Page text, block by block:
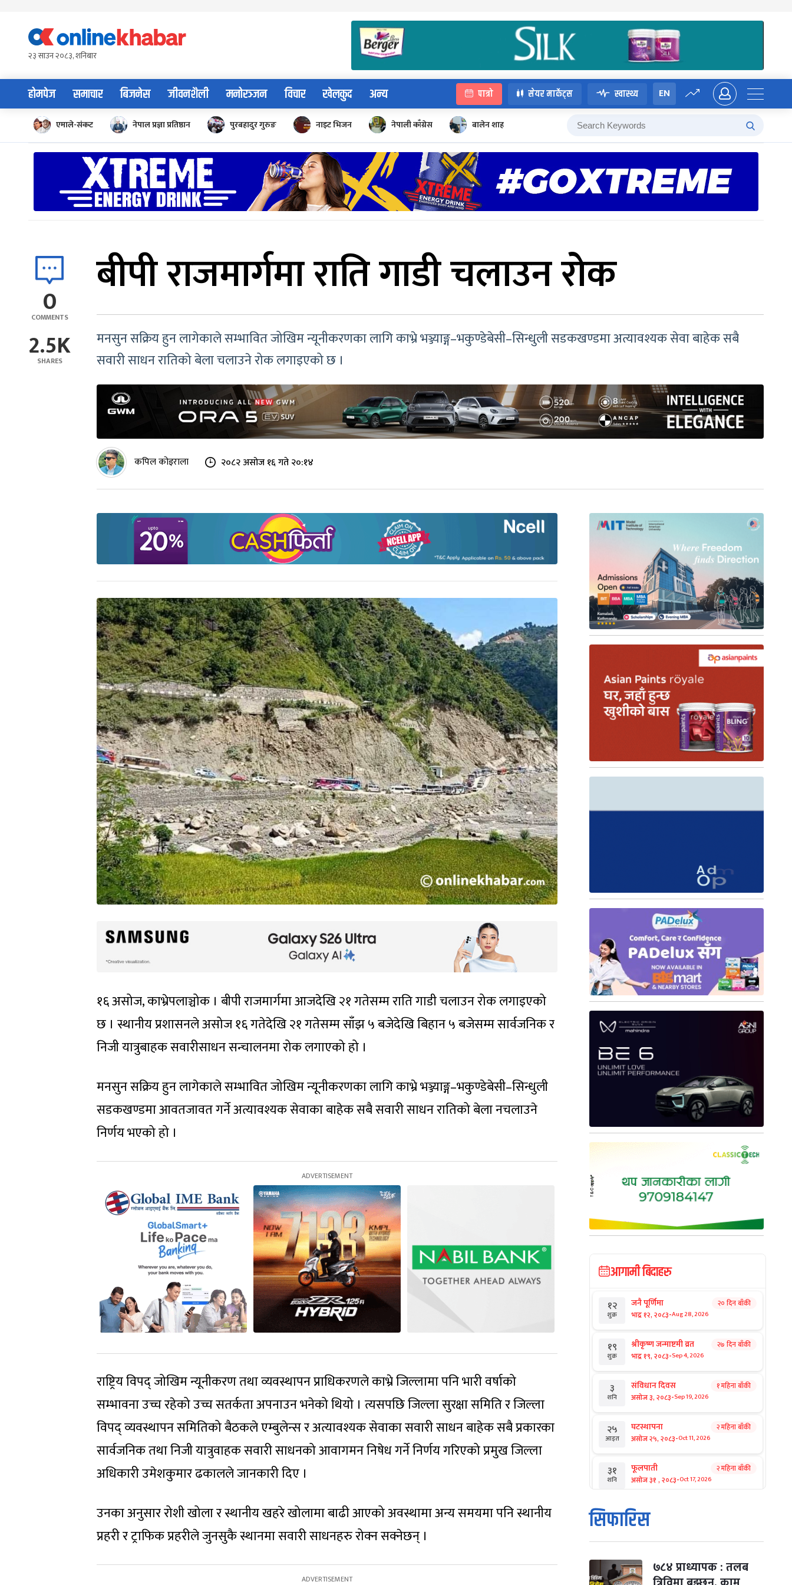
content२३ साउन २०८३, शनिबार
होमपेज समाचार बिजनेस जीवनशैली मनोरञ्जन विचार खेलकुद अन्य पात्रो सेयर मार्केट्स स्वास्थ्य EN
एमाले-संकट नेपाल प्रज्ञा प्रतिष्ठान पुरबहादुर गुरुङ नाइट भिजन नेपाली काँग्रेस बालेन शाह
0
COMMENTS
2.5K
SHARES
बीपी राजमार्गमा राति गाडी चलाउन रोक
मनसुन सक्रिय हुन लागेकाले सम्भावित जोखिम न्यूनीकरणका लागि काभ्रे भञ्ज्याङ्ग–भकुण्डेबेसी–सिन्धुली सडकखण्डमा अत्यावश्यक सेवा बाहेक सबै
सवारी साधन रातिको बेला चलाउने रोक लगाइएको छ ।
कपिल कोइराला २०८२ असोज १६ गते २०:१४
१६ असोज, काभ्रेपलाञ्चोक । बीपी राजमार्गमा आजदेखि २१ गतेसम्म राति गाडी चलाउन रोक लगाइएको
छ । स्थानीय प्रशासनले असोज १६ गतेदेखि २१ गतेसम्म साँझ ५ बजेदेखि बिहान ५ बजेसम्म सार्वजनिक र
निजी यात्रुबाहक सवारीसाधन सन्चालनमा रोक लगाएको हो ।
मनसुन सक्रिय हुन लागेकाले सम्भावित जोखिम न्यूनीकरणका लागि काभ्रे भञ्ज्याङ्ग–भकुण्डेबेसी–सिन्धुली
सडकखण्डमा आवतजावत गर्ने अत्यावश्यक सेवाका बाहेक सबै सवारी साधन रातिको बेला नचलाउने
निर्णय भएको हो ।
राष्ट्रिय विपद् जोखिम न्यूनीकरण तथा व्यवस्थापन प्राधिकरणले काभ्रे जिल्लामा पनि भारी वर्षाको
सम्भावना उच्च रहेको उच्च सतर्कता अपनाउन भनेको थियो । त्यसपछि जिल्ला सुरक्षा समिति र जिल्ला
विपद् व्यवस्थापन समितिको बैठकले एम्बुलेन्स र अत्यावश्यक सेवाका सवारी साधन बाहेक सबै प्रकारका
सार्वजनिक तथा निजी यात्रुवाहक सवारी साधनको आवागमन निषेध गर्ने निर्णय गरिएको प्रमुख जिल्ला
अधिकारी उमेशकुमार ढकालले जानकारी दिए ।
उनका अनुसार रोशी खोला र स्थानीय खहरे खोलामा बाढी आएको अवस्थामा अन्य समयमा पनि स्थानीय
प्रहरी र ट्राफिक प्रहरीले जुनसुकै स्थानमा सवारी साधनहरु रोक्न सक्नेछन् ।
आगामी बिदाहरु
१२
शुक्र
जनै पूर्णिमा
भाद्र १२, २०८३-Aug 28, 2026
२० दिन बाँकी
१९
शुक्र
श्रीकृष्ण जन्माष्टमी व्रत
भाद्र १९, २०८३-Sep 4, 2026
२७ दिन बाँकी
३
शनि
संविधान दिवस
असोज ३, २०८३-Sep 19, 2026
१ महिना बाँकी
२५
आइत
घटस्थापना
असोज २५, २०८३-Oct 11, 2026
२ महिना बाँकी
३१
शनि
फूलपाती
असोज ३१ , २०८३-Oct 17, 2026
२ महिना बाँकी
१
आइत
कार्तिक सङ्क्रान्ति
कार्तिक १, २०८३
मंगल कार्तिक ३, २०८३ -Oct 20, 2026
सिफारिस
७८४ प्राध्यापक : तलब